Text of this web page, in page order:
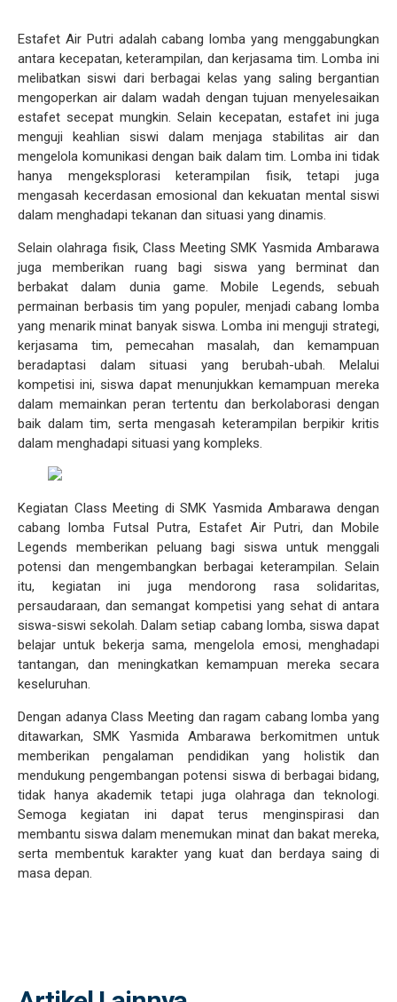
Estafet Air Putri adalah cabang lomba yang menggabungkan
antara kecepatan, keterampilan, dan kerjasama tim. Lomba ini
melibatkan siswi dari berbagai kelas yang saling bergantian
mengoperkan air dalam wadah dengan tujuan menyelesaikan
estafet secepat mungkin. Selain kecepatan, estafet ini juga
menguji keahlian siswi dalam menjaga stabilitas air dan
mengelola komunikasi dengan baik dalam tim. Lomba ini tidak
hanya mengeksplorasi keterampilan fisik, tetapi juga
mengasah kecerdasan emosional dan kekuatan mental siswi
dalam menghadapi tekanan dan situasi yang dinamis.
Selain olahraga fisik, Class Meeting SMK Yasmida Ambarawa
juga memberikan ruang bagi siswa yang berminat dan
berbakat dalam dunia game. Mobile Legends, sebuah
permainan berbasis tim yang populer, menjadi cabang lomba
yang menarik minat banyak siswa. Lomba ini menguji strategi,
kerjasama tim, pemecahan masalah, dan kemampuan
beradaptasi dalam situasi yang berubah-ubah. Melalui
kompetisi ini, siswa dapat menunjukkan kemampuan mereka
dalam memainkan peran tertentu dan berkolaborasi dengan
baik dalam tim, serta mengasah keterampilan berpikir kritis
dalam menghadapi situasi yang kompleks.
Kegiatan Class Meeting di SMK Yasmida Ambarawa dengan
cabang lomba Futsal Putra, Estafet Air Putri, dan Mobile
Legends memberikan peluang bagi siswa untuk menggali
potensi dan mengembangkan berbagai keterampilan. Selain
itu, kegiatan ini juga mendorong rasa solidaritas,
persaudaraan, dan semangat kompetisi yang sehat di antara
siswa-siswi sekolah. Dalam setiap cabang lomba, siswa dapat
belajar untuk bekerja sama, mengelola emosi, menghadapi
tantangan, dan meningkatkan kemampuan mereka secara
keseluruhan.
Dengan adanya Class Meeting dan ragam cabang lomba yang
ditawarkan, SMK Yasmida Ambarawa berkomitmen untuk
memberikan pengalaman pendidikan yang holistik dan
mendukung pengembangan potensi siswa di berbagai bidang,
tidak hanya akademik tetapi juga olahraga dan teknologi.
Semoga kegiatan ini dapat terus menginspirasi dan
membantu siswa dalam menemukan minat dan bakat mereka,
serta membentuk karakter yang kuat dan berdaya saing di
masa depan.